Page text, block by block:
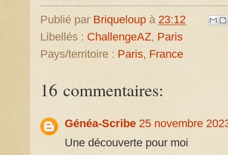
Publié par Briqueloup à 23:12
Libellés : ChallengeAZ, Paris
Pays/territoire : Paris, France
16 commentaires:
Généa-Scribe 25 novembre
Une découverte pour moi